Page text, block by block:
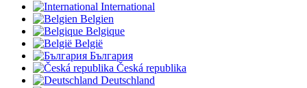
International
Belgien
Belgique
België
България
Česká republika
Deutschland